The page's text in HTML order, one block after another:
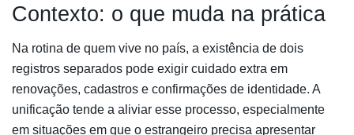
Contexto: o que muda na prática
Na rotina de quem vive no país, a existência de dois
registros separados pode exigir cuidado extra em
renovações, cadastros e confirmações de identidade. A
unificação tende a aliviar esse processo, especialmente
em situações em que o estrangeiro precisa apresentar